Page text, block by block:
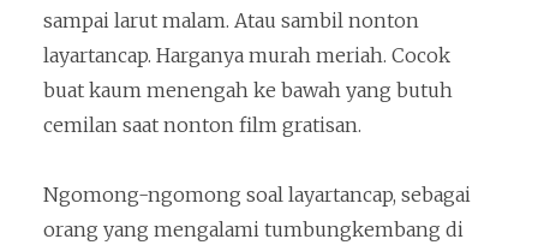
sampai larut malam. Atau sambil nonton
layartancap. Harganya murah meriah. Cocok
buat kaum menengah ke bawah yang butuh
cemilan saat nonton film gratisan.
Ngomong-ngomong soal layartancap, sebagai
orang yang mengalami tumbungkembang di